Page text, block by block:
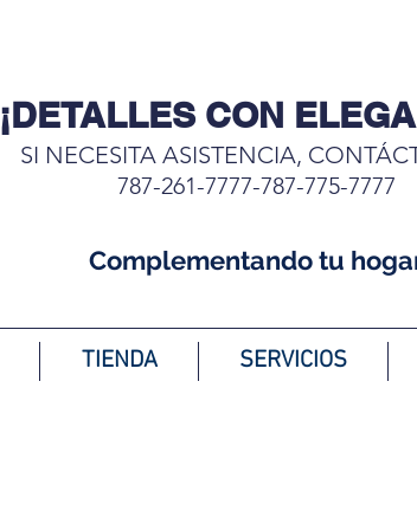
¡DETALLES CON
SI NECESITA ASISTENCIA,
787-261-7777-787-775-7777
Complementando tu
TIENDA SERVICIOS